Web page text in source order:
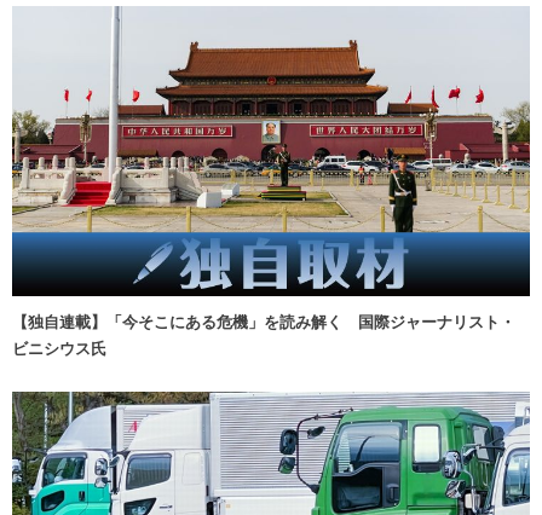
【独自連載】「今そこにある危機」を読み解く 国際ジャーナリスト・
ビニシウス氏